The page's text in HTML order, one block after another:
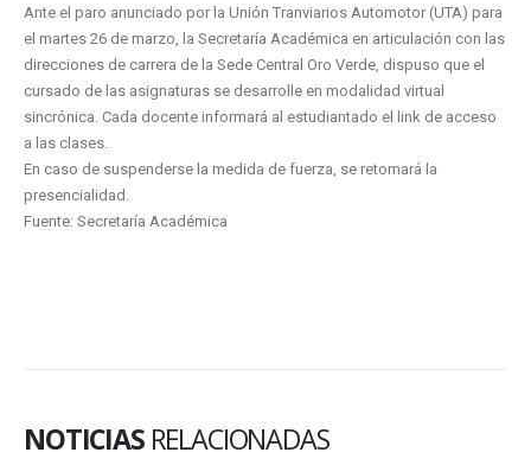
Ante el paro anunciado por la Unión Tranviarios Automotor (UTA) para
el martes 26 de marzo, la Secretaría Académica en articulación con las
direcciones de carrera de la Sede Central Oro Verde, dispuso que el
cursado de las asignaturas se desarrolle en modalidad virtual
sincrónica. Cada docente informará al estudiantado el link de acceso
a las clases.
En caso de suspenderse la medida de fuerza, se retomará la
presencialidad.
Fuente: Secretaría Académica
NOTICIAS RELACIONADAS